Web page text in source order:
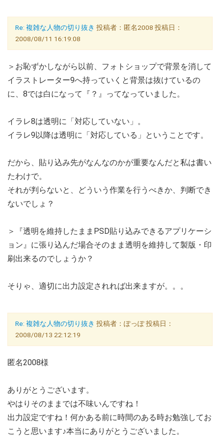
Re: 複雑な人物の切り抜き 投稿者：匿名2008 投稿日：
2008/08/11 16:19:08
＞お恥ずかしながら以前、フォトショップで背景を消して
イラストレーター9へ持っていくと背景は抜けているの
に、8では白になって『？』ってなっていました。
イラレ8は透明に「対応していない」。
イラレ9以降は透明に「対応している」ということです。
だから、貼り込み先がなんなのかが重要なんだと私は書い
たわけで。
それが判らないと、どういう作業を行うべきか、判断でき
ないでしょ？
＞『透明を維持したままPSD貼り込みできるアプリケーシ
ョン』に張り込んだ場合そのまま透明を維持して製版・印
刷出来るのでしょうか？
そりゃ、適切に出力設定されれば出来ますが。。。
Re: 複雑な人物の切り抜き 投稿者：ぽっぽ 投稿日：
2008/08/13 22:12:19
匿名2008様
ありがとうございます。
やはりそのままでは不味いんですね！
出力設定ですね！何かある前に時間のある時お勉強してお
こうと思います♪本当にありがとうございました。